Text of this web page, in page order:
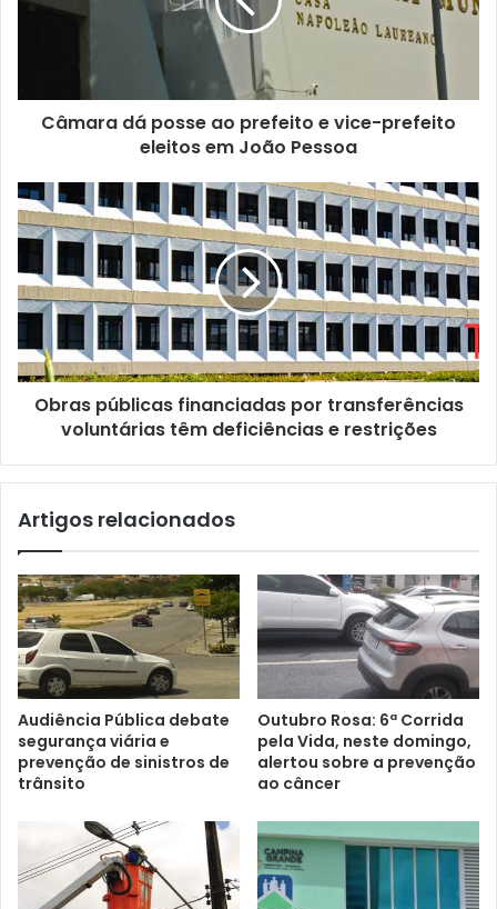
e
e
m
i
l
Câmara dá posse ao prefeito e vice-prefeito
eleitos em João Pessoa
Obras públicas financiadas por transferências
voluntárias têm deficiências e restrições
Artigos relacionados
Audiência Pública debate
segurança viária e
prevenção de sinistros de
trânsito
Outubro Rosa: 6ª Corrida
pela Vida, neste domingo,
alertou sobre a prevenção
ao câncer